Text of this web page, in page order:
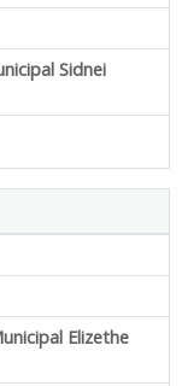
Sidnei
Elizethe